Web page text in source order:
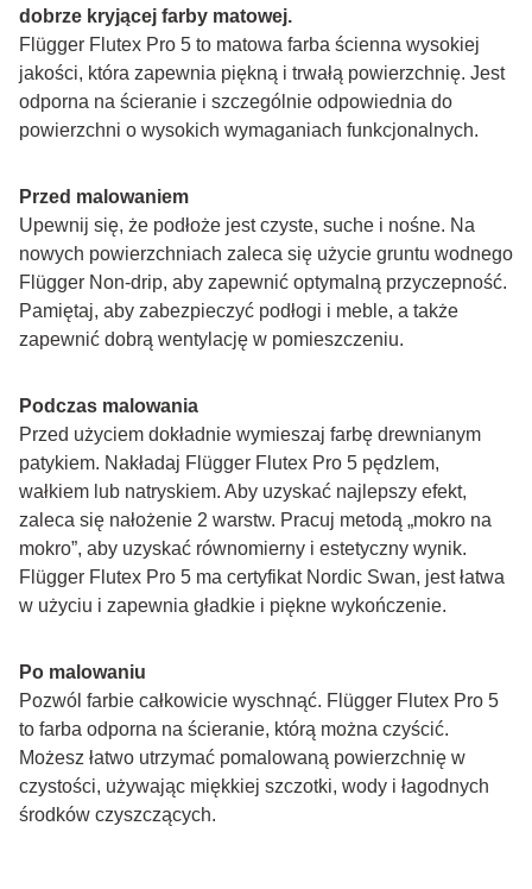
dobrze kryjącej farby matowej.
Flügger Flutex Pro 5 to matowa farba ścienna wysokiej
jakości, która zapewnia piękną i trwałą powierzchnię. Jest
odporna na ścieranie i szczególnie odpowiednia do
powierzchni o wysokich wymaganiach funkcjonalnych.
Przed malowaniem
Upewnij się, że podłoże jest czyste, suche i nośne. Na
nowych powierzchniach zaleca się użycie gruntu wodnego
Flügger Non-drip, aby zapewnić optymalną przyczepność.
Pamiętaj, aby zabezpieczyć podłogi i meble, a także
zapewnić dobrą wentylację w pomieszczeniu.
Podczas malowania
Przed użyciem dokładnie wymieszaj farbę drewnianym
patykiem. Nakładaj Flügger Flutex Pro 5 pędzlem,
wałkiem lub natryskiem. Aby uzyskać najlepszy efekt,
zaleca się nałożenie 2 warstw. Pracuj metodą „mokro na
mokro”, aby uzyskać równomierny i estetyczny wynik.
Flügger Flutex Pro 5 ma certyfikat Nordic Swan, jest łatwa
w użyciu i zapewnia gładkie i piękne wykończenie.
Po malowaniu
Pozwól farbie całkowicie wyschnąć. Flügger Flutex Pro 5
to farba odporna na ścieranie, którą można czyścić.
Możesz łatwo utrzymać pomalowaną powierzchnię w
czystości, używając miękkiej szczotki, wody i łagodnych
środków czyszczących.